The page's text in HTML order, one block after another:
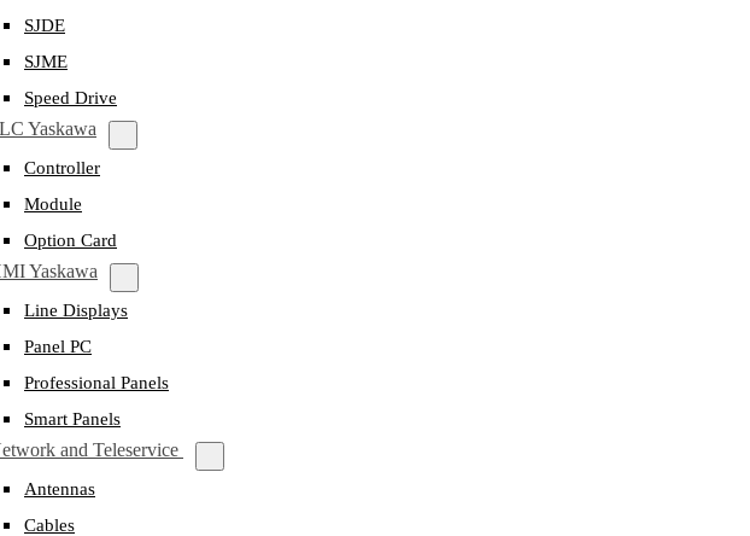
SJDE
SJME
Speed Drive
Yaskawa
Controller
Module
Option Card
Yaskawa
Line Displays
Panel PC
Professional Panels
Smart Panels
and Teleservice
Antennas
Cables